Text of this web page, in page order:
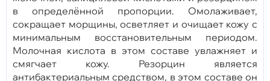
в определённой пропорции. Омолаживает,
сокращает морщины, осветляет и очищает кожу с
минимальным восстановительным периодом.
Молочная кислота в этом составе увлажняет и
смягчает кожу. Резорцин является
антибактериальным средством, в этом составе он